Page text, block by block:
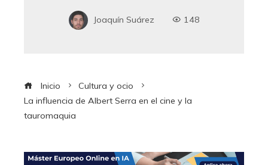
Joaquín Suárez 148
Inicio
Cultura y ocio
La influencia de Albert Serra en el cine y la
tauromaquia